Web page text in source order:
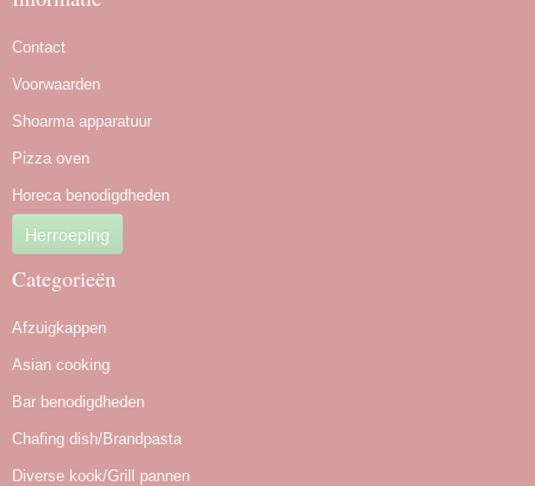
Contact
Voorwaarden
Shoarma apparatuur
Pizza oven
Horeca benodigdheden
Herroeping
Categorieën
Afzuigkappen
Asian cooking
Bar benodigdheden
Chafing dish/Brandpasta
Diverse kook/Grill pannen